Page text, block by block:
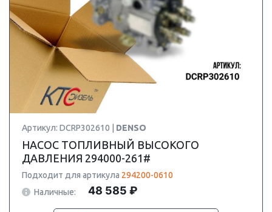
Артикул: DCRP302610 | DENSO
НАСОС ТОПЛИВНЫЙ ВЫСОКОГО
ДАВЛЕНИЯ 294000-261#
Подходит для артикула 294200-0610
Наличные:
48 585 ₽